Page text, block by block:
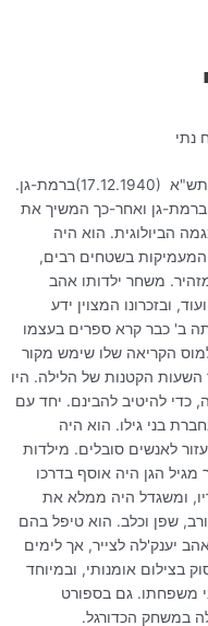
תש"א (17.12.1940)ברמת-גן.
גן ואחר-כך המשיך את
הביולוגית. הוא היה
והמעמיקות בשטחים רבים,
משחר ילדותו אהב
ובזכרונו המצוין ידע
ב' כבר קרא ספרים בעצמו
הקריאה שלו שימש מקור
השעות הקטנות של הלילה. היו
להיטיב להבינם. יחד עם
בני גילו. הוא היה
לאנשים סובלים. מילדות
מגיל הגן היה אוסף בדרכו
ומשגדל היה ממלא את
שפן וכלב. הוא טיפל בהם
יענק'לה לצייר, אך לימים
בצילום אומנותי, ובמיוחד
משפחתו. גם בספורט
במשחק הכדורגל.